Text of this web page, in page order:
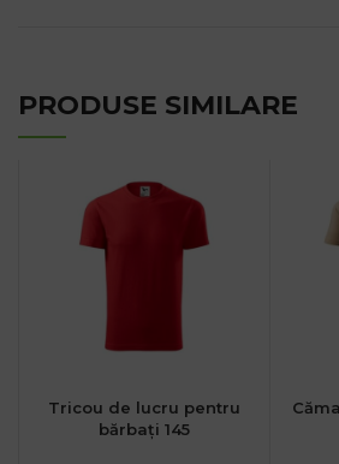
PRODUSE SIMILARE
Tricou de lucru pentru
bărbați 145